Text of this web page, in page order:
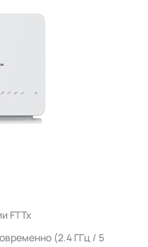
FTTx
(2.4 ГГц / 5